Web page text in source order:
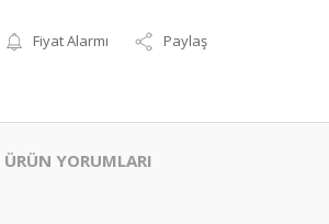
Fiyat Alarmı Paylaş
ÜRÜN YORUMLARI